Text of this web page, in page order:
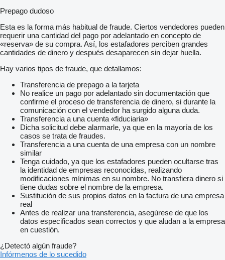
Prepago dudoso
Esta es la forma más habitual de fraude. Ciertos vendedores pueden
requerir una cantidad del pago por adelantado en concepto de
«reserva» de su compra. Así, los estafadores perciben grandes
cantidades de dinero y después desaparecen sin dejar huella.
Hay varios tipos de fraude, que detallamos:
Transferencia de prepago a la tarjeta
No realice un pago por adelantado sin documentación que
confirme el proceso de transferencia de dinero, si durante la
comunicación con el vendedor ha surgido alguna duda.
Transferencia a una cuenta «fiduciaria»
Dicha solicitud debe alarmarle, ya que en la mayoría de los
casos se trata de fraudes.
Transferencia a una cuenta de una empresa con un nombre
similar
Tenga cuidado, ya que los estafadores pueden ocultarse tras
la identidad de empresas reconocidas, realizando
modificaciones mínimas en su nombre. No transfiera dinero si
tiene dudas sobre el nombre de la empresa.
Sustitución de sus propios datos en la factura de una empresa
real
Antes de realizar una transferencia, asegúrese de que los
datos especificados sean correctos y que aludan a la empresa
en cuestión.
¿Detectó algún fraude?
Infórmenos de lo sucedido